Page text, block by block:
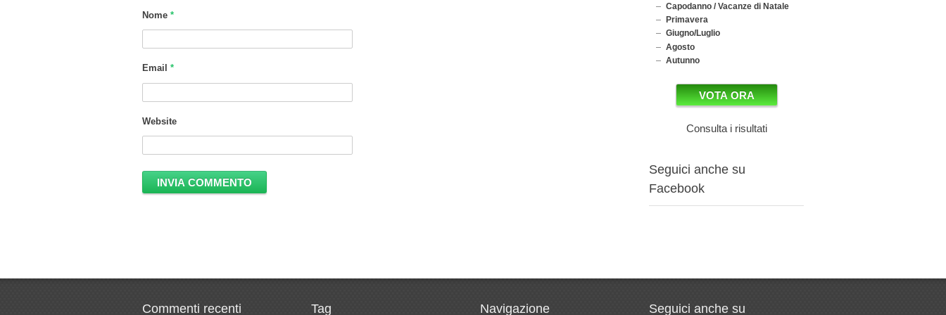
Nome *
Email *
Website
Capodanno / Vacanze di Natale
Primavera
Giugno/Luglio
Agosto
Autunno
Consulta i risultati
Seguici anche su
Facebook
Commenti recenti Tag Navigazione Seguici anche su